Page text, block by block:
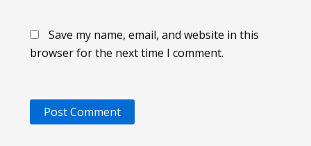
Save my name, email, and website in this
browser for the next time I comment.